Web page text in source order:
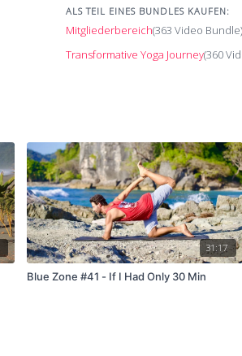
ALS TEIL EINES BUNDLES KAUFEN:
Mitgliederbereich(363 Video Bundle)
Transformative Yoga Journey(360
31:17
Blue Zone #41 - If I Had Only 30 Min